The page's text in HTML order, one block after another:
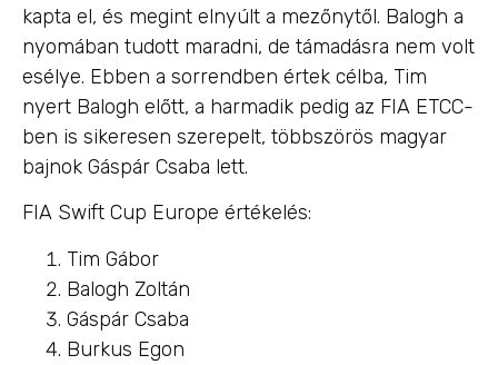
kapta el, és megint elnyúlt a mezőnytől. Balogh a
nyomában tudott maradni, de támadásra nem volt
esélye. Ebben a sorrendben értek célba, Tim
nyert Balogh előtt, a harmadik pedig az FIA ETCC-
ben is sikeresen szerepelt, többszörös magyar
bajnok Gáspár Csaba lett.
FIA Swift Cup Europe értékelés:
Tim Gábor
Balogh Zoltán
Gáspár Csaba
Burkus Egon